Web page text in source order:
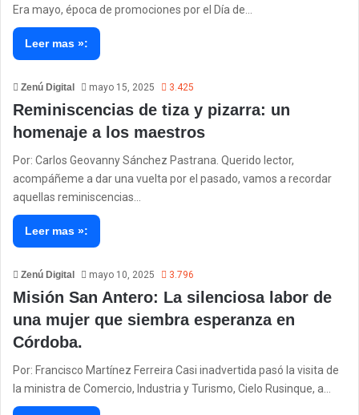
Era mayo, época de promociones por el Día de…
Leer mas »:
Zenú Digital mayo 15, 2025 3.425
Reminiscencias de tiza y pizarra: un
homenaje a los maestros
Por: Carlos Geovanny Sánchez Pastrana. Querido lector,
acompáñeme a dar una vuelta por el pasado, vamos a recordar
aquellas reminiscencias…
Leer mas »:
Zenú Digital mayo 10, 2025 3.796
Misión San Antero: La silenciosa labor de
una mujer que siembra esperanza en
Córdoba.
Por: Francisco Martínez Ferreira Casi inadvertida pasó la visita de
la ministra de Comercio, Industria y Turismo, Cielo Rusinque, a…